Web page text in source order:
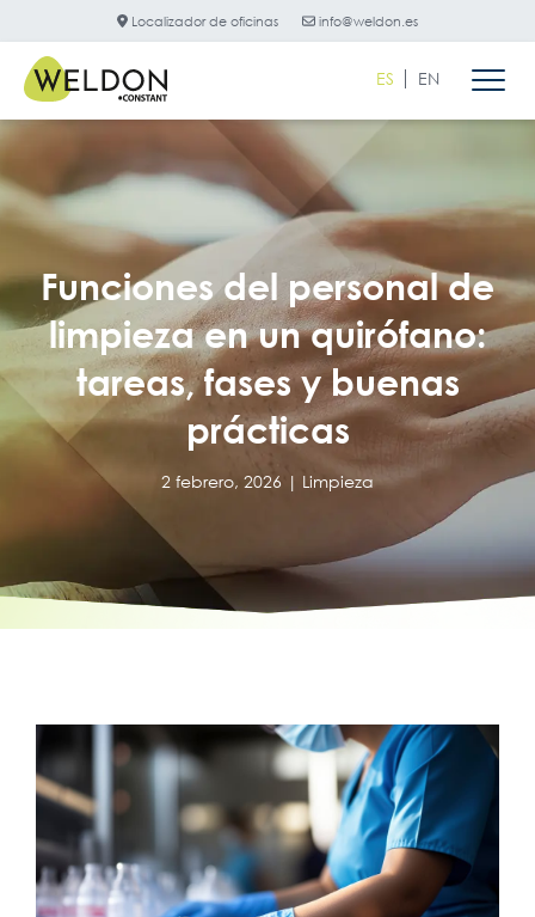
Localizador de oficinas info@weldon.es
ES EN
Funciones del personal de
limpieza en un quirófano:
tareas, fases y buenas
prácticas
2 febrero, 2026 | Limpieza